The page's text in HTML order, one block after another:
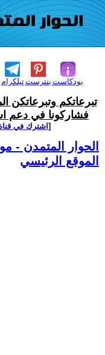
تيلكرامبنترست بودكاست
تبرعاتكم وتبرعاتكن
فشاركونا في دعم
[اشترك في
الحوار المتمدن -
الموقع الرئيسي